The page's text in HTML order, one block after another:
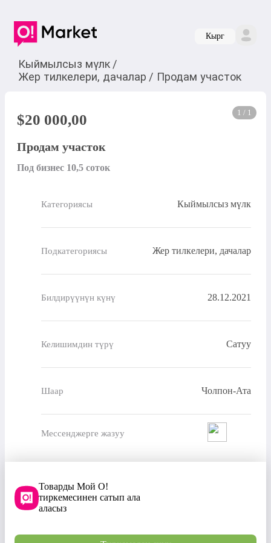
Кырг
Кыймылсыз мүлк /
Жер тилкелери, дачалар / Продам участок
1 / 1
$20 000,00
Продам участок
Под бизнес 10,5 соток
Категориясы Кыймылсыз мүлк
Подкатегориясы Жер тилкелери, дачалар
Билдирүүнүн күнү 28.12.2021
Келишимдин түрү Сатуу
Шаар Чолпон-Ата
Мессенджерге жазуу
Товарды Мой О!
тиркемесинен сатып ала
аласыз